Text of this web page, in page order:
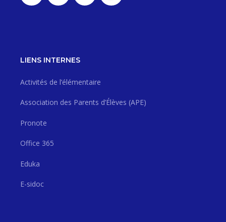
LIENS INTERNES
Activités de l’élémentaire
Association des Parents d’Élèves (APE)
Pronote
Office 365
Eduka
E-sidoc